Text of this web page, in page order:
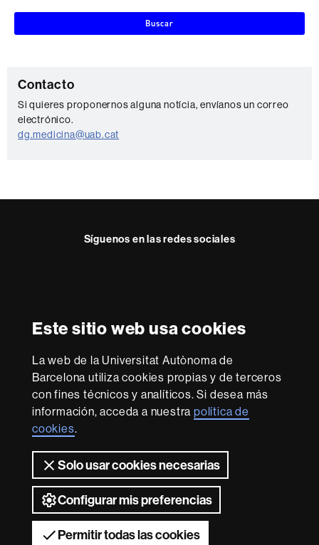
Este sitio web usa cookies
La web de la Universitat Autònoma de
Barcelona utiliza cookies propias y de terceros
con fines técnicos y analíticos. Si desea más
información, acceda a nuestrapolítica de
cookies.
Solo usar cookies necesarias
Configurar mis preferencias
Permitir todas las cookies
Buscar
C
o
n
Contacto
Si quieres proponernos alguna notícia, envíanos un correo
electrónico.
dg.medicina@uab.cat
Síguenos en las redes sociales
Excellence
Research
-
Euraxess
Con la financiación de
Sobre
esta
web Aviso legal Protección de datos
web Accesibilidad web Mapa del web UAB
2026 Universitat Autònoma de Barcelona